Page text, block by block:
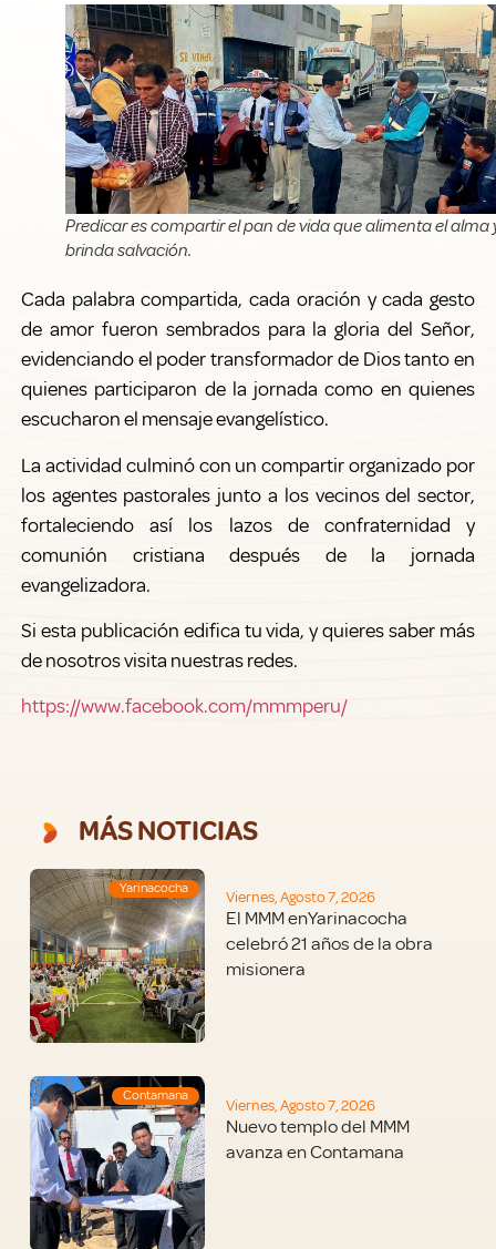
Predicar es compartir el pan de vida que alimenta el alma
brinda salvación.
Cada palabra compartida, cada oración y cada gesto
de amor fueron sembrados para la gloria del Señor,
evidenciando el poder transformador de Dios tanto en
quienes participaron de la jornada como en quienes
escucharon el mensaje evangelístico.
La actividad culminó con un compartir organizado por
los agentes pastorales junto a los vecinos del sector,
fortaleciendo así los lazos de confraternidad y
comunión cristiana después de la jornada
evangelizadora.
Si esta publicación edifica tu vida, y quieres saber más
de nosotros visita nuestras redes.
https://www.facebook.com/mmmperu/
MÁS NOTICIAS
Yarinacocha
Viernes, Agosto 7, 2026
El MMM enYarinacocha
celebró 21 años de la obra
misionera
Contamana
Viernes, Agosto 7, 2026
Nuevo templo del MMM
avanza en Contamana